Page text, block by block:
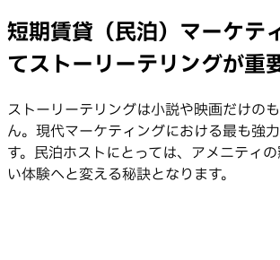
短期賃貸（民泊）マーケテ
てストーリーテリングが重
ストーリーテリングは小説や映画だけの
ん。現代マーケティングにおける最も強
す。民泊ホストにとっては、アメニティ
い体験へと変える秘訣となります。